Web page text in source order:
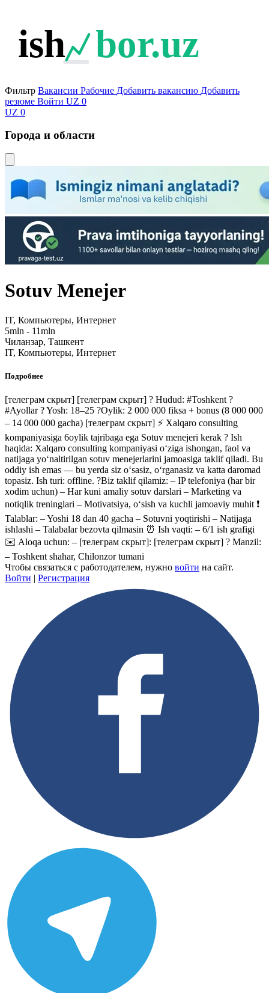
ish bor.uz
Фильтр Вакансии Рабочие Добавить вакансию Добавить
резюме Войти UZ 0
UZ 0
Города и области
Sotuv Menejer
IT, Компьютеры, Интернет
5mln - 11mln
Чиланзар, Ташкент
IT, Компьютеры, Интернет
Подробнее
[телеграм скрыт] [телеграм скрыт] ? Hudud: #Toshkent ?
#Ayollar ? Yosh: 18–25 ?Oylik: 2 000 000 fiksa + bonus (8 000 000
– 14 000 000 gacha) [телеграм скрыт] ⚡️ Xalqaro consulting
kompaniyasiga 6oylik tajribaga ega Sotuv menejeri kerak ? Ish
haqida: Xalqaro consulting kompaniyasi o‘ziga ishongan, faol va
natijaga yo‘naltirilgan sotuv menejerlarini jamoasiga taklif qiladi. Bu
oddiy ish emas — bu yerda siz o‘sasiz, o‘rganasiz va katta daromad
topasiz. Ish turi: offline. ?Biz taklif qilamiz: – IP telefoniya (har bir
xodim uchun) – Har kuni amaliy sotuv darslari – Marketing va
notiqlik treninglari – Motivatsiya, o‘sish va kuchli jamoaviy muhit ❗️
Talablar: – Yoshi 18 dan 40 gacha – Sotuvni yoqtirishi – Natijaga
ishlashi – Talabalar bezovta qilmasin ⏰ Ish vaqti: – 6/1 ish grafigi
✉️ Aloqa uchun: – [телеграм скрыт]: [телеграм скрыт] ? Manzil:
– Toshkent shahar, Chilonzor tumani
Чтобы связаться с работодателем, нужно войти на сайт.
Войти | Регистрация